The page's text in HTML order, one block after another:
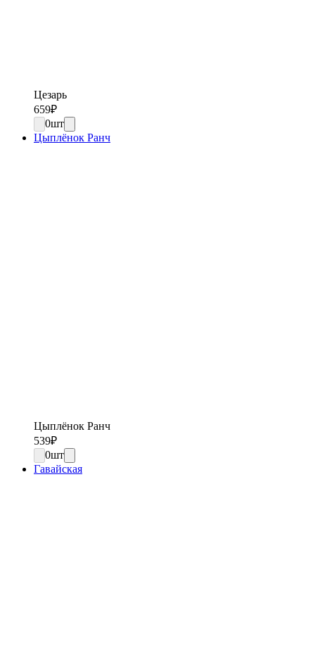
Цезарь
659₽
0шт
Цыплёнок Ранч
Цыплёнок Ранч
539₽
0шт
Гавайская